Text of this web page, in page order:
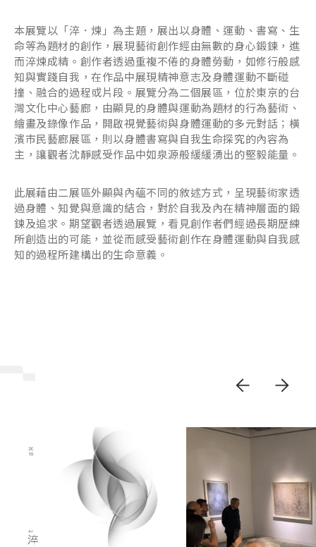
本展覽以「淬．煉」為主題，展出以身體、運動、書寫、生
命等為題材的創作，展現藝術創作經由無數的身心鍛鍊，進
而淬煉成精。創作者透過重複不倦的身體勞動，如修行般感
知與實踐自我，在作品中展現精神意志及身體運動不斷碰
撞、融合的過程或片段。展覽分為二個展區，位於東京的台
灣文化中心藝廊，由顯見的身體與運動為題材的行為藝術、
繪畫及錄像作品，開啟視覺藝術與身體運動的多元對話；橫
濱市民藝廊展區，則以身體書寫與自我生命探究的內容為
主，讓觀者沈靜感受作品中如泉源般緩緩湧出的堅毅能量。
此展藉由二展區外顯與內蘊不同的敘述方式，呈現藝術家透
過身體、知覺與意識的結合，對於自我及內在精神層面的鍛
鍊及追求。期望觀者透過展覽，看見創作者們經過長期歷練
所創造出的可能，並從而感受藝術創作在身體運動與自我感
知的過程所建構出的生命意義。